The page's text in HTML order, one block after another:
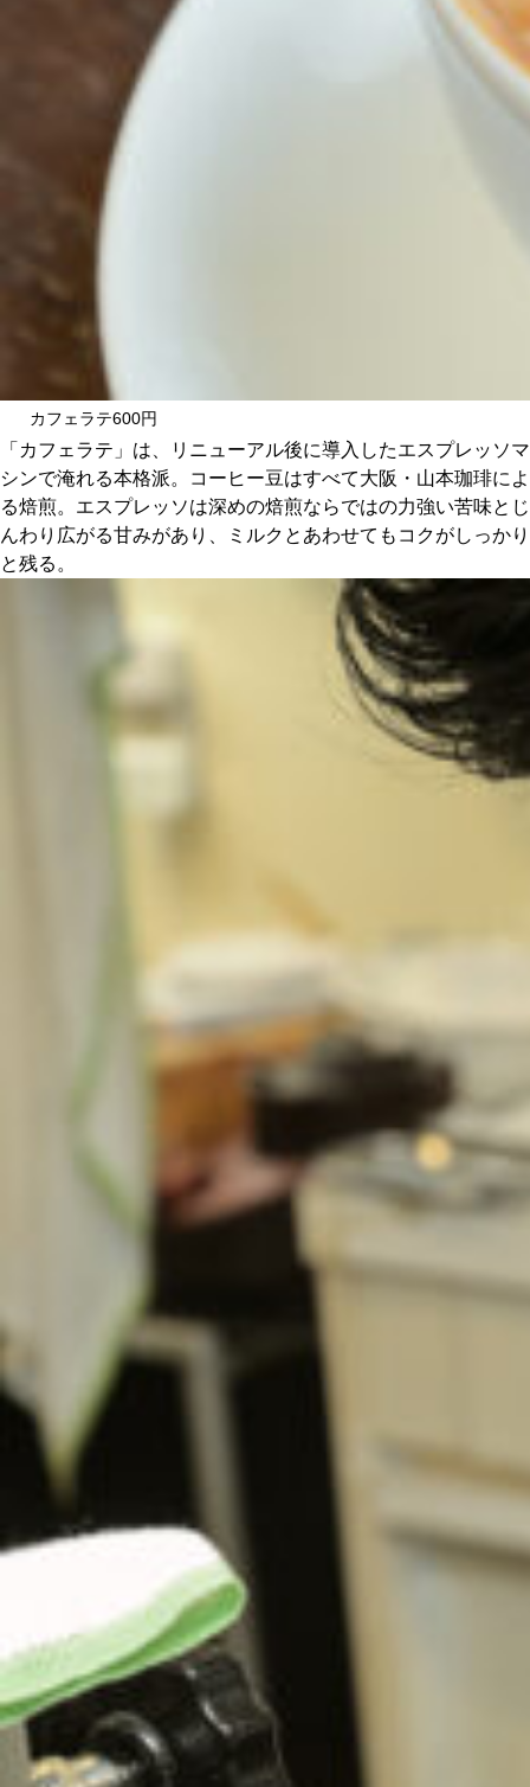
カフェラテ600円
「カフェラテ」は、リニューアル後に導入したエスプレッソマ
シンで淹れる本格派。コーヒー豆はすべて大阪・山本珈琲によ
る焙煎。エスプレッソは深めの焙煎ならではの力強い苦味とじ
んわり広がる甘みがあり、ミルクとあわせてもコクがしっかり
と残る。